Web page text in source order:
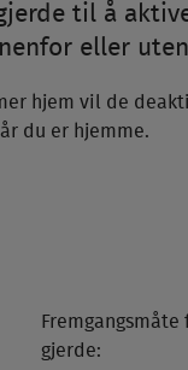
til å
eller
hjem vil de
du er hjemme.
gjerde: